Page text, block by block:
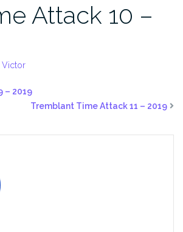
Attack 10 –
Victor
– 2019
Tremblant Time Attack 11 – 2019